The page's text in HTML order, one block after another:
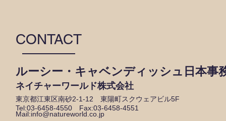
CONTACT
東京都江東区南砂2-1-12 東陽町スクウェアビル5F
Tel:03-6458-4550 Fax:03-6458-4551
Mail:info@natureworld.co.jp
​ネイチャーワールド株式会社
ルーシー・キャベンディッシュ日本事